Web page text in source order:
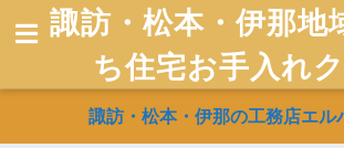
諏訪・松本・伊那地
ち住宅お手入れ
諏訪・松本・伊那の工務店エル